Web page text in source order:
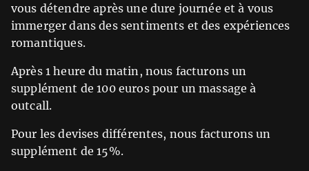
vous détendre après une dure journée et à vous
immerger dans des sentiments et des expériences
romantiques.
Après 1 heure du matin, nous facturons un
supplément de 100 euros pour un massage à
outcall.
Pour les devises différentes, nous facturons un
supplément de 15%.